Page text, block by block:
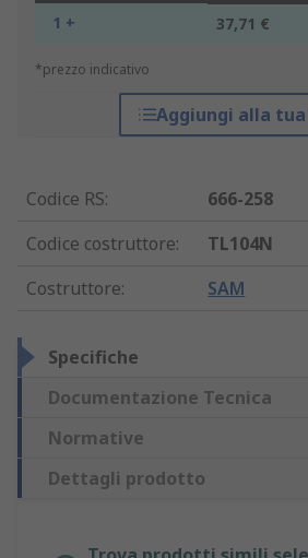
1 + 37,71 €
*prezzo indicativo
Aggiungi alla
Codice RS:
666-258
Codice costruttore:
TL104N
Costruttore: SAM
Specifiche
Documentazione Tecnica
Normative
Dettagli prodotto